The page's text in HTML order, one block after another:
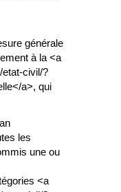
générale
à la <a
etat-civil/?
a>, qui
les
une ou
<a